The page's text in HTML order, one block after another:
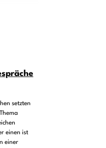
setzten
einen ist
einer